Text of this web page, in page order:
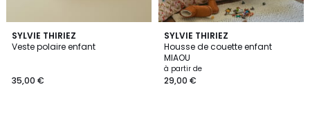
SYLVIE THIRIEZ
Veste polaire enfant
35,00 €
3
Couleurs
SYLVIE THIRIEZ
Housse de couette enfant
MIAOU
à partir de
29,00 €
5
/
5